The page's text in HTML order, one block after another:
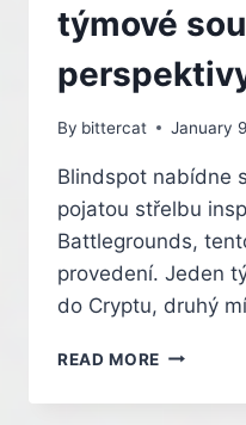
–
INDIAN
týmové
By bittercat January
Blindspot nabídne
pojatou střelbu
Battlegrounds,
provedení. Jeden
do Cryptu, druhý
READ MORE PUBG:
NABÍDNE